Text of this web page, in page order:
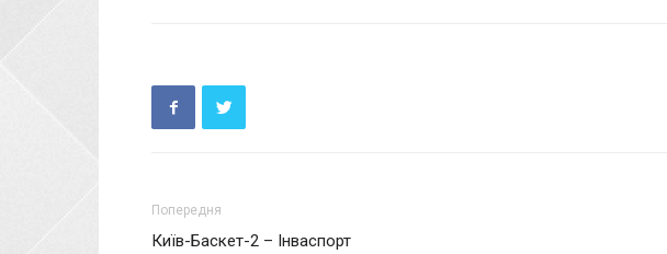
Попередня
Київ-Баскет-2 – Інваспорт